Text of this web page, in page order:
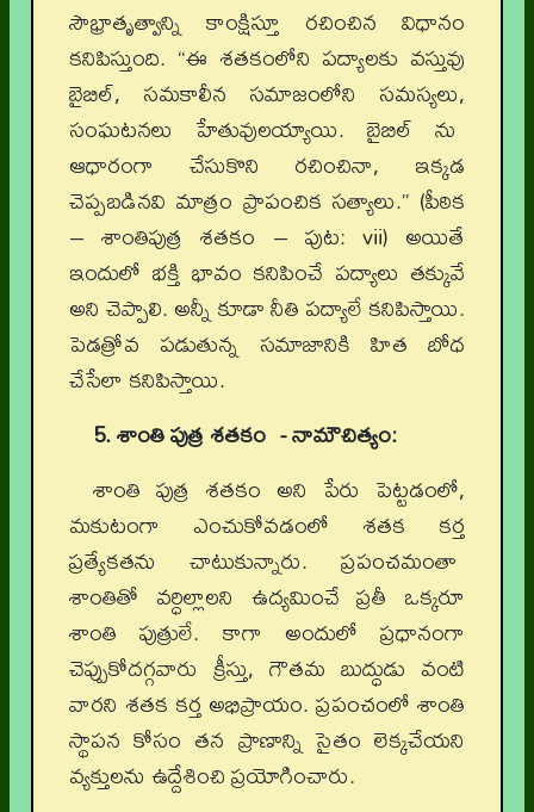
సౌభ్రాతృత్వాన్ని కాంక్షిస్తూ రచించిన విధానం
కనిపిస్తుంది. “ఈ శతకంలోని పద్యాలకు వస్తువు
బైబిల్, సమకాలీన సమాజంలోని సమస్యలు,
సంఘటనలు హేతువులయ్యాయి. బైబిల్ ను
ఆధారంగా చేసుకొని రచించినా, ఇక్కడ
చెప్పబడినవి మాత్రం ప్రాపంచిక సత్యాలు.” (పీఠిక
– శాంతిపుత్ర శతకం – పుట: vii) అయితే
ఇందులో భక్తి భావం కనిపించే పద్యాలు తక్కువే
అని చెప్పాలి. అన్నీ కూడా నీతి పద్యాలే కనిపిస్తాయి.
పెడత్రోవ పడుతున్న సమాజానికి హిత బోధ
చేసేలా కనిపిస్తాయి.
5. శాంతి పుత్ర శతకం - నామౌచిత్యం:
శాంతి పుత్ర శతకం అని పేరు పెట్టడంలో,
మకుటంగా ఎంచుకోవడంలో శతక కర్త
ప్రత్యేకతను చాటుకున్నారు. ప్రపంచమంతా
శాంతితో వర్ధిల్లాలని ఉద్యమించే ప్రతీ ఒక్కరూ
శాంతి పుత్రులే. కాగా అందులో ప్రధానంగా
చెప్పుకోదగ్గవారు క్రీస్తు, గౌతమ బుద్ధుడు వంటి
వారని శతక కర్త అభిప్రాయం. ప్రపంచంలో శాంతి
స్థాపన కోసం తన ప్రాణాన్ని సైతం లెక్కచేయని
వ్యక్తులను ఉద్దేశించి ప్రయోగించారు.